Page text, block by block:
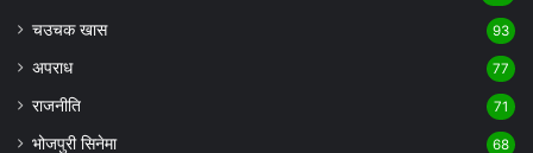
चउचक खास 93
अपराध 77
राजनीति 71
भोजपुरी सिनेमा 68